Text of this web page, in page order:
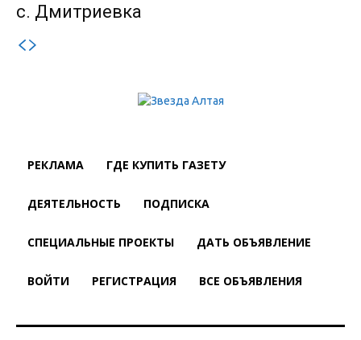
с. Дмитриевка
РЕКЛАМА ГДЕ КУПИТЬ ГАЗЕТУ
ДЕЯТЕЛЬНОСТЬ ПОДПИСКА
СПЕЦИАЛЬНЫЕ ПРОЕКТЫ ДАТЬ ОБЪЯВЛЕНИЕ
ВОЙТИ РЕГИСТРАЦИЯ ВСЕ ОБЪЯВЛЕНИЯ